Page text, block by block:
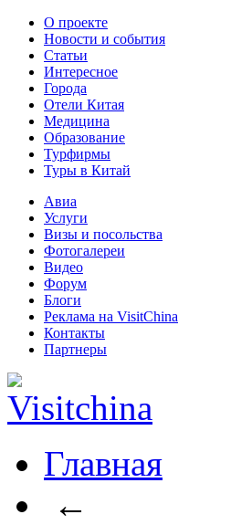
О проекте
Новости и события
Статьи
Интересное
Города
Отели Китая
Медицина
Образование
Турфирмы
Туры в Китай
Авиа
Услуги
Визы и посольства
Фотогалереи
Видео
Форум
Блоги
Реклама на VisitChina
Контакты
Партнеры
Главная
←